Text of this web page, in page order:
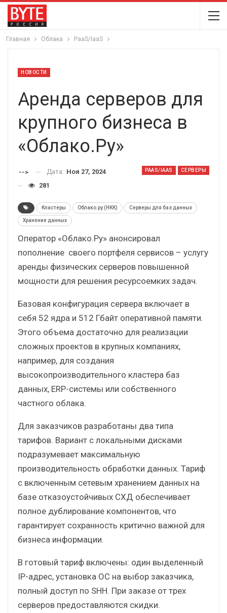
Главная Облака PaaS/IaaS
НОВОСТИ
Аренда серверов для
крупного бизнеса в
«Облако.Ру»
PAAS/IAAS СЕРВЕРЫ
--> Дата: Ноя 27, 2024
281
Кластеры Облако.ру (НКК) Серверы для баз данных
Хранение данных
Оператор «Облако.Ру» анонсировал
пополнение своего портфеля сервисов – услугу
аренды физических серверов повышенной
мощности для решения ресурсоемких задач.
Базовая конфигурация сервера включает в
себя 52 ядра и 512 Гбайт оперативной памяти.
Этого объема достаточно для реализации
сложных проектов в крупных компаниях,
например, для создания
высокопроизводительного кластера баз
данных, ERP-системы или собственного
частного облака.
Для заказчиков разработаны два типа
тарифов. Вариант с локальными дисками
подразумевает максимальную
производительность обработки данных. Тариф
с включенным сетевым хранением данных на
базе отказоустойчивых СХД обеспечивает
полное дублирование компонентов, что
гарантирует сохранность критично важной для
бизнеса информации.
В готовый тариф включены: один выделенный
IP-адрес, установка ОС на выбор заказчика,
полный доступ по SHH. При заказе от трех
серверов предоставляются скидки.